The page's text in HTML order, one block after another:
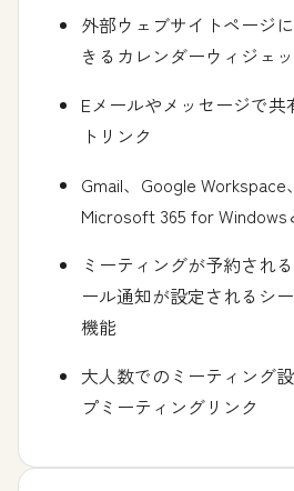
外部ウェブサイトページ
きるカレンダーウィジェ
Eメールやメッセージで共
トリンク
Gmail、Google Workspace
Microsoft 365 for
ミーティングが予約され
ール通知が設定されるシ
機能
大人数でのミーティング
プミーティングリンク